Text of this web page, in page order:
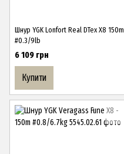
Шнур YGK Lonfort Real DTex X8 150m
#0.3/9lb
6 109 грн
Купити